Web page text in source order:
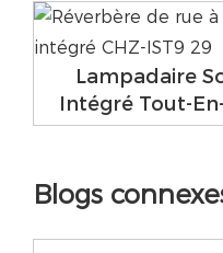
Lampadaire
Intégré Tout-
Blogs